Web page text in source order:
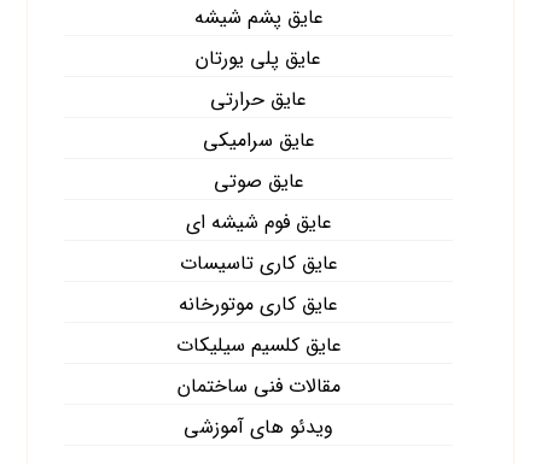
عایق پشم شیشه
عایق پلی یورتان
عایق حرارتی
عایق سرامیکی
عایق صوتی
عایق فوم شیشه ای
عایق کاری تاسیسات
عایق کاری موتورخانه
عایق کلسیم سیلیکات
مقالات فنی ساختمان
ویدئو های آموزشی